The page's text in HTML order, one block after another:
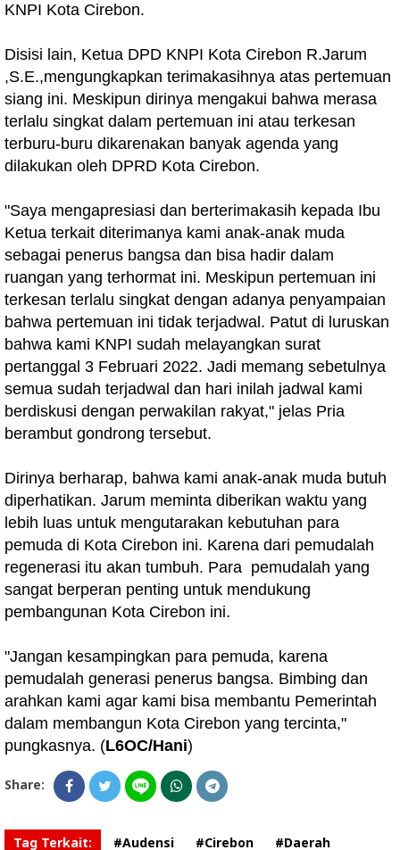
KNPI Kota Cirebon.
Disisi lain, Ketua DPD KNPI Kota Cirebon R.Jarum
,S.E.,mengungkapkan terimakasihnya atas pertemuan
siang ini. Meskipun dirinya mengakui bahwa merasa
terlalu singkat dalam pertemuan ini atau terkesan
terburu-buru dikarenakan banyak agenda yang
dilakukan oleh DPRD Kota Cirebon.
"Saya mengapresiasi dan berterimakasih kepada Ibu
Ketua terkait diterimanya kami anak-anak muda
sebagai penerus bangsa dan bisa hadir dalam
ruangan yang terhormat ini. Meskipun pertemuan ini
terkesan terlalu singkat dengan adanya penyampaian
bahwa pertemuan ini tidak terjadwal. Patut di luruskan
bahwa kami KNPI sudah melayangkan surat
pertanggal 3 Februari 2022. Jadi memang sebetulnya
semua sudah terjadwal dan hari inilah jadwal kami
berdiskusi dengan perwakilan rakyat," jelas Pria
berambut gondrong tersebut.
Dirinya berharap, bahwa kami anak-anak muda butuh
diperhatikan. Jarum meminta diberikan waktu yang
lebih luas untuk mengutarakan kebutuhan para
pemuda di Kota Cirebon ini. Karena dari pemudalah
regenerasi itu akan tumbuh. Para pemudalah yang
sangat berperan penting untuk mendukung
pembangunan Kota Cirebon ini.
"Jangan kesampingkan para pemuda, karena
pemudalah generasi penerus bangsa. Bimbing dan
arahkan kami agar kami bisa membantu Pemerintah
dalam membangun Kota Cirebon yang tercinta,"
pungkasnya. (L6OC/Hani)
Share:
Tag Terkait: #Audensi #Cirebon #Daerah